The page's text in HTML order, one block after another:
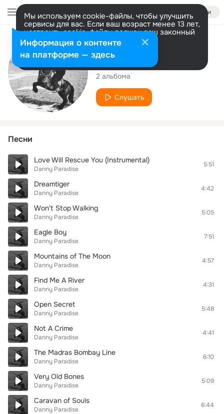
Войти
Мы используем cookie-файлы, чтобы улучшить
сервисы для вас. Если ваш возраст менее 13 лет,
настроить cookie-файлы должен ваш законный
представитель. Больше информации
Разрешить все Настроить
Исполнитель
Danny Paradise
2 альбома
Слушать
Песни
Love Will Rescue You (Instrumental)
Danny Paradise
5:51
Dreamtiger
Danny Paradise
4:42
Won't Stop Walking
Danny Paradise
5:05
Eagle Boy
Danny Paradise
7:51
Mountains of The Moon
Danny Paradise
4:57
Find Me A River
Danny Paradise
4:31
Open Secret
Danny Paradise
5:48
Not A Crime
Danny Paradise
4:41
The Madras Bombay Line
Danny Paradise
6:10
Very Old Bones
Danny Paradise
5:09
Caravan of Souls
Danny Paradise
6:44
Информация о контенте
на платформе — здесь